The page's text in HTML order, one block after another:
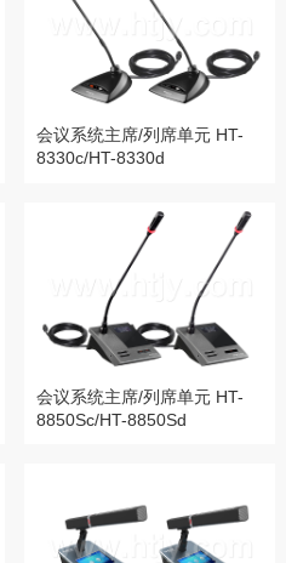
会议系统主席/列席单元 HT-
8330c/HT-8330d
会议系统主席/列席单元 HT-
8850Sc/HT-8850Sd